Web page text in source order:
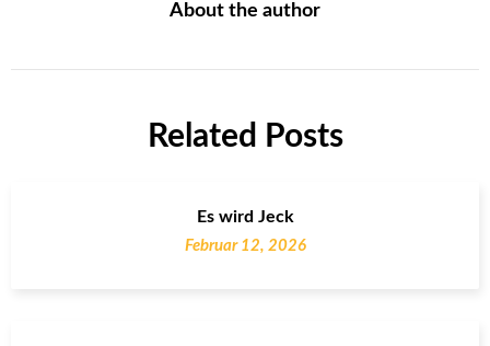
About the author
Related Posts
Es wird Jeck
Februar 12, 2026